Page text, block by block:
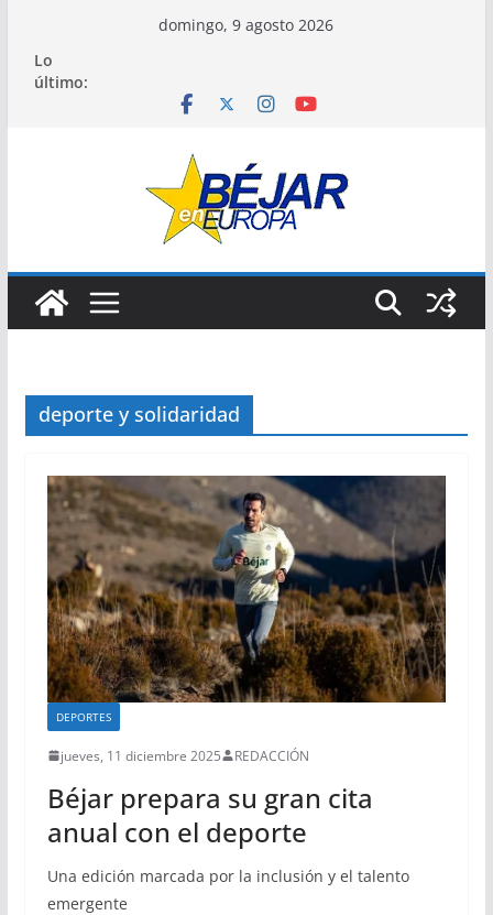
contenido
domingo, 9 agosto 2026
Lo
último:
deporte y solidaridad
DEPORTES
jueves, 11 diciembre 2025 REDACCIÓN
Béjar prepara su gran cita
anual con el deporte
Una edición marcada por la inclusión y el talento
emergente